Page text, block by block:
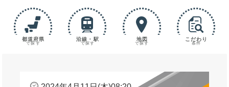
都道府県
で探す
沿線・駅
で探す
地図
で探す
こだわり
条件